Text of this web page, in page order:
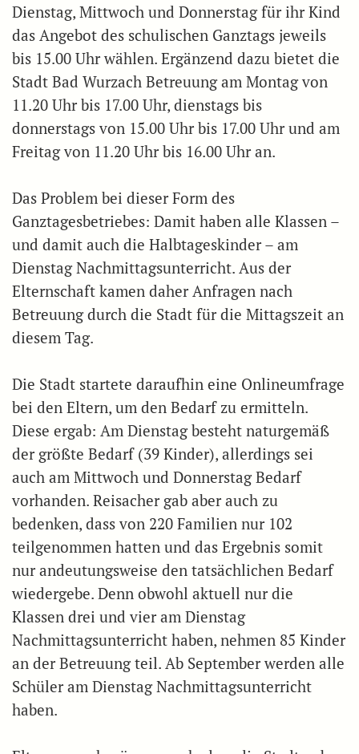
Dienstag, Mittwoch und Donnerstag für ihr Kind
das Angebot des schulischen Ganztags jeweils
bis 15.00 Uhr wählen. Ergänzend dazu bietet die
Stadt Bad Wurzach Betreuung am Montag von
11.20 Uhr bis 17.00 Uhr, dienstags bis
donnerstags von 15.00 Uhr bis 17.00 Uhr und am
Freitag von 11.20 Uhr bis 16.00 Uhr an.
Das Problem bei dieser Form des
Ganztagesbetriebes: Damit haben alle Klassen –
und damit auch die Halbtageskinder – am
Dienstag Nachmittagsunterricht. Aus der
Elternschaft kamen daher Anfragen nach
Betreuung durch die Stadt für die Mittagszeit an
diesem Tag.
Die Stadt startete daraufhin eine Onlineumfrage
bei den Eltern, um den Bedarf zu ermitteln.
Diese ergab: Am Dienstag besteht naturgemäß
der größte Bedarf (39 Kinder), allerdings sei
auch am Mittwoch und Donnerstag Bedarf
vorhanden. Reisacher gab aber auch zu
bedenken, dass von 220 Familien nur 102
teilgenommen hatten und das Ergebnis somit
nur andeutungsweise den tatsächlichen Bedarf
wiedergebe. Denn obwohl aktuell nur die
Klassen drei und vier am Dienstag
Nachmittagsunterricht haben, nehmen 85 Kinder
an der Betreuung teil. Ab September werden alle
Schüler am Dienstag Nachmittagsunterricht
haben.